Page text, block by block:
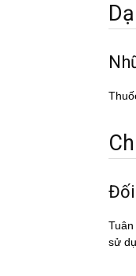
Đối
sử